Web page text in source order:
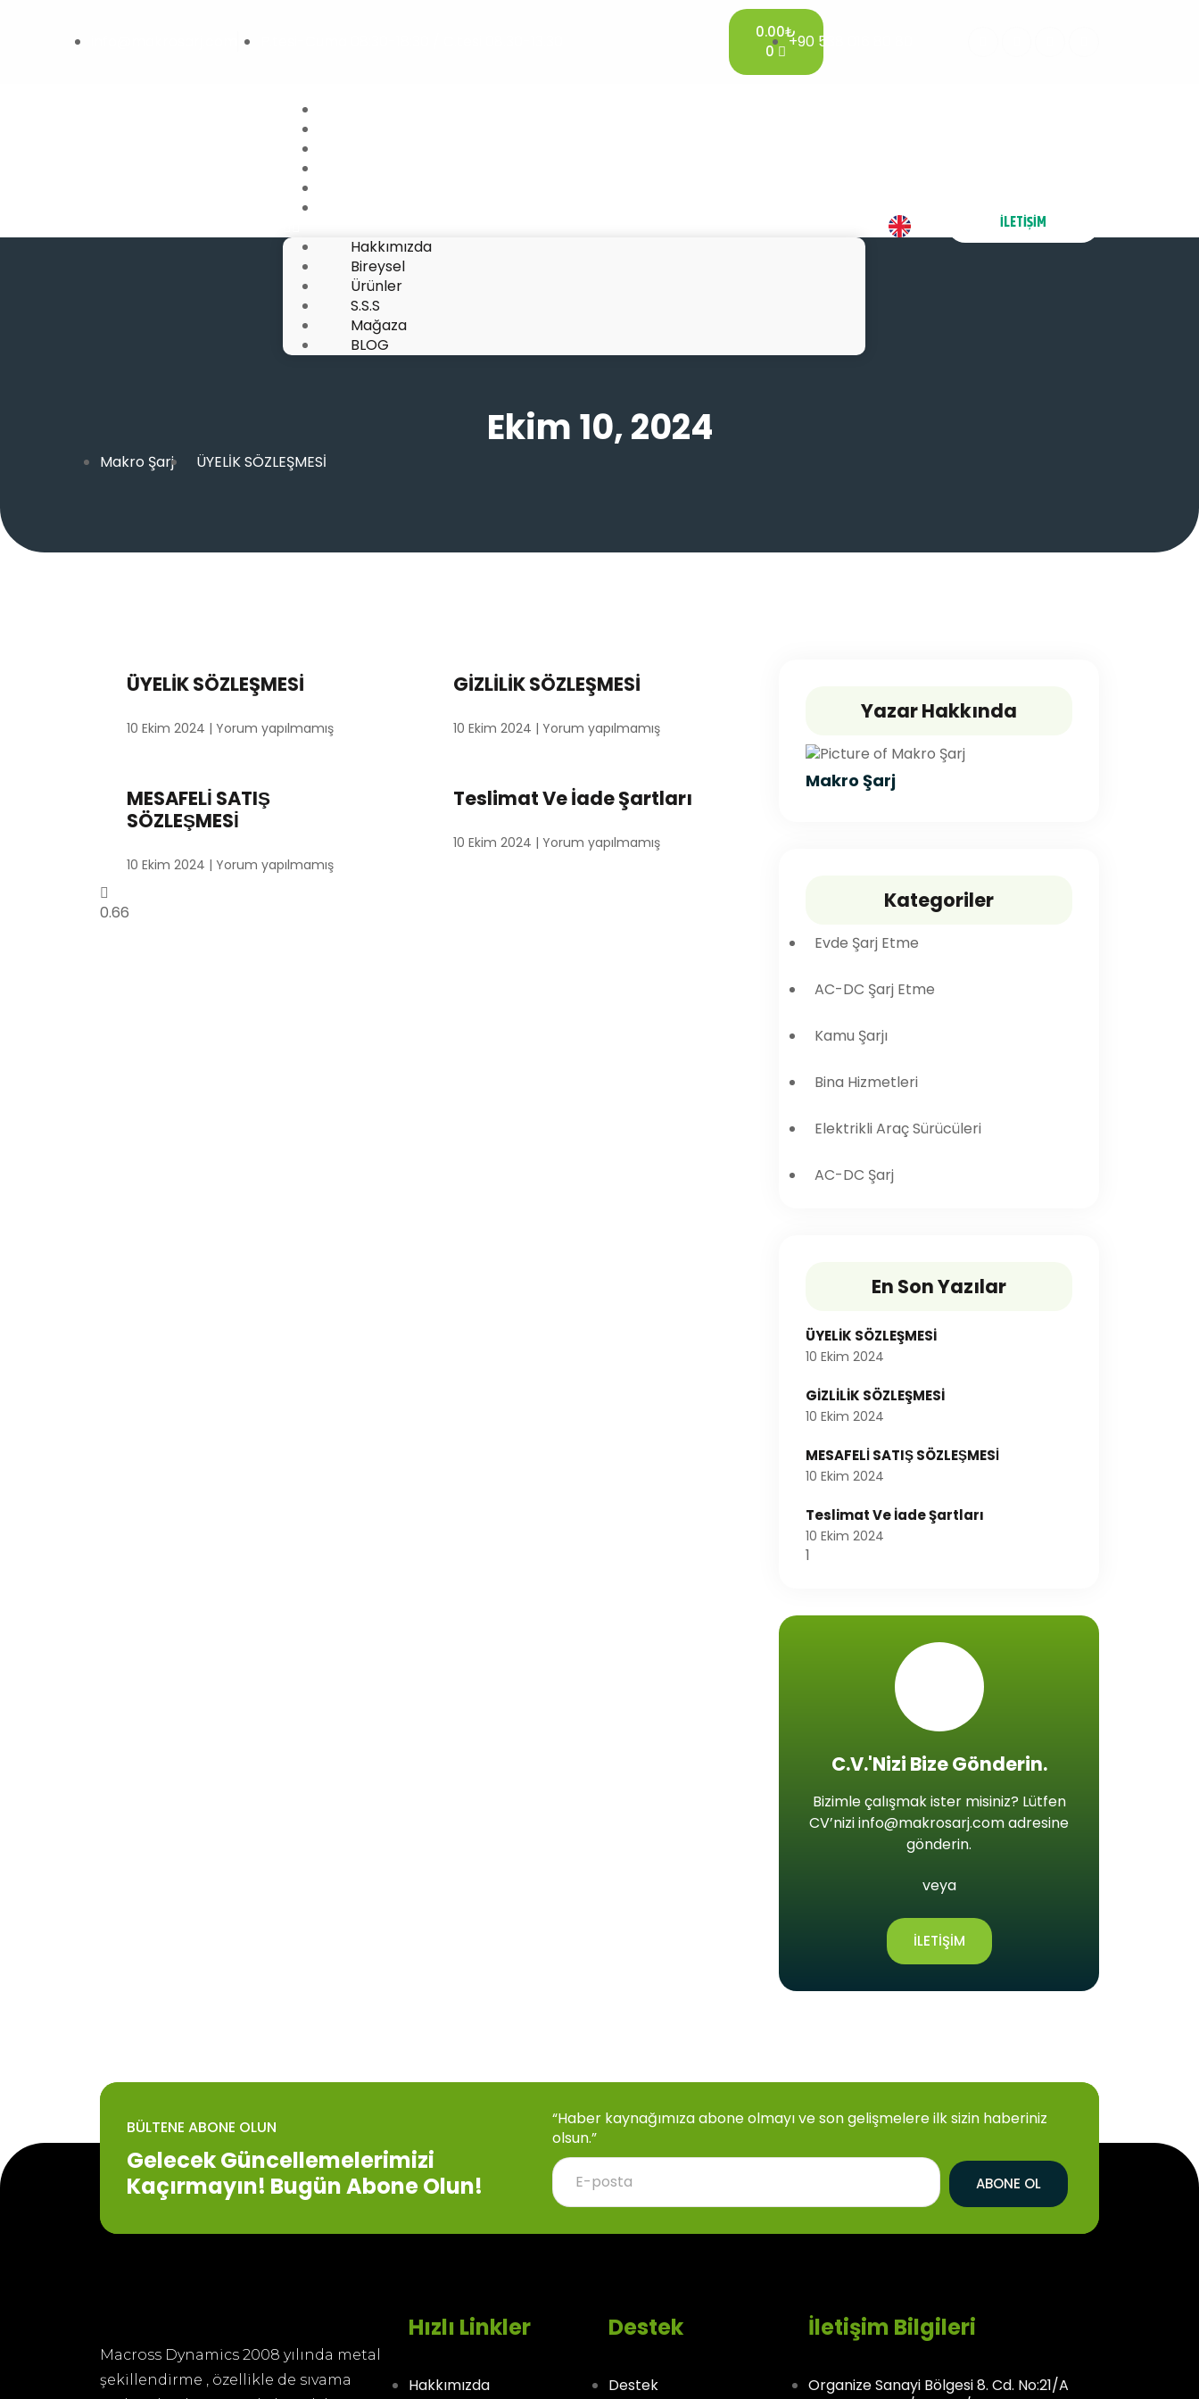
0.00₺
0
+90 538 016 80 80
Hakkımızda
Bireysel
Ürünler
S.S.S
Mağaza
BLOG
İLETIŞIM
Ekim 10, 2024
Makro Şarj ÜYELİK SÖZLEŞMESİ
ÜYELİK SÖZLEŞMESİ
10 Ekim 2024 Yorum yapılmamış
GİZLİLİK SÖZLEŞMESİ
10 Ekim 2024 Yorum yapılmamış
MESAFELİ SATIŞ
SÖZLEŞMESİ
10 Ekim 2024 Yorum yapılmamış
Teslimat Ve İade Şartları
10 Ekim 2024 Yorum yapılmamış
Yazar Hakkında
Makro Şarj
Kategoriler
Evde Şarj Etme
AC-DC Şarj Etme
Kamu Şarjı
Bina Hizmetleri
Elektrikli Araç Sürücüleri
AC-DC Şarj
En Son Yazılar
ÜYELİK SÖZLEŞMESİ
10 Ekim 2024
GİZLİLİK SÖZLEŞMESİ
10 Ekim 2024
MESAFELİ SATIŞ SÖZLEŞMESİ
10 Ekim 2024
Teslimat Ve İade Şartları
10 Ekim 2024
C.V.'nizi Bize Gönderin.
Bizimle çalışmak ister misiniz? Lütfen
CV’nizi info@makrosarj.com adresine
gönderin.
veya
ILETIŞIM
BÜLTENE ABONE OLUN
Gelecek Güncellemelerimizi
Kaçırmayın! Bugün Abone Olun!
“Haber kaynağımıza abone olmayı ve son gelişmelere ilk sizin haberiniz
olsun.”
ABONE OL
Macross Dynamics 2008 yılında metal
şekillendirme , özellikle de sıvama
Hızlı Linkler
Hakkımızda
Destek
Destek
İletişim Bilgileri
Organize Sanayi Bölgesi 8. Cd. No:21/A